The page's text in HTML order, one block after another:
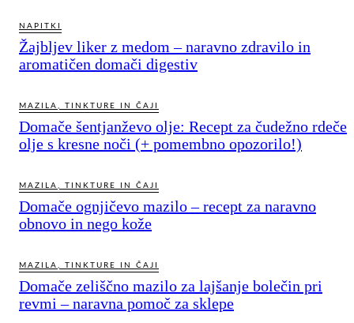
NAPITKI
Žajbljev liker z medom – naravno zdravilo in
aromatičen domači digestiv
MAZILA, TINKTURE IN ČAJI
Domače šentjanževo olje: Recept za čudežno rdeče
olje s kresne noči (+ pomembno opozorilo!)
MAZILA, TINKTURE IN ČAJI
Domače ognjičevo mazilo – recept za naravno
obnovo in nego kože
MAZILA, TINKTURE IN ČAJI
Domače zeliščno mazilo za lajšanje bolečin pri
revmi – naravna pomoč za sklepe